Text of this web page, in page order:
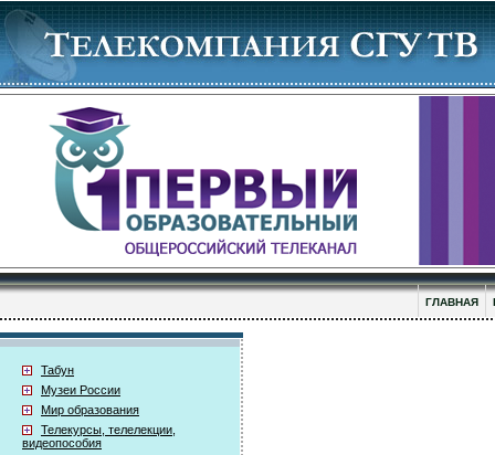
ГЛАВНАЯ
Табун
Музеи России
Мир образования
Телекурсы, телелекции,
видеопособия